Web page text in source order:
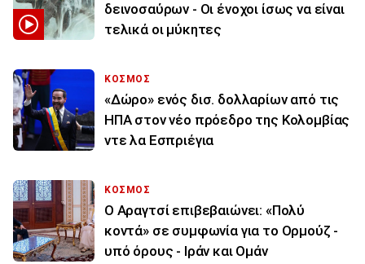
δεινοσαύρων - Οι ένοχοι ίσως να είναι
τελικά οι μύκητες
ΚΟΣΜΟΣ
«Δώρο» ενός δισ. δολλαρίων από τις
ΗΠΑ στον νέο πρόεδρο της Κολομβίας
ντε λα Εσπριέγια
ΚΟΣΜΟΣ
Ο Αραγτσί επιβεβαιώνει: «Πολύ
κοντά» σε συμφωνία για το Ορμούζ -
υπό όρους - Ιράν και Ομάν